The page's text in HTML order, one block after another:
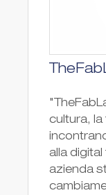
cultura, la
alla
azienda